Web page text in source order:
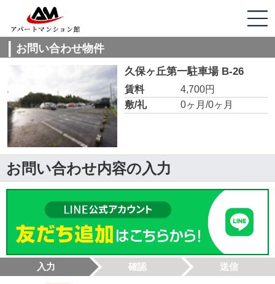
お問い合わせ物件
久保ヶ丘第一駐車場 B-26
賃料
4,700円
敷/礼
0ヶ月/0ヶ月
お問い合わせ内容の入力
入力 確認 送信